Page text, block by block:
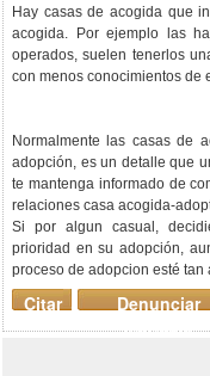
Hay casas de acogida que
acogida. Por ejemplo las
operados, suelen tenerlos
con menos conocimientos de
Normalmente las casas de
adopción, es un detalle que
te mantenga informado de
relaciones casa acogida-
Si por algun casual,
prioridad en su adopción,
proceso de adopcion esté
Denunciar
mensaje
Citar